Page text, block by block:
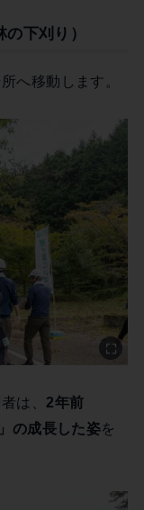
下刈り）
へ移動します。
は、 2年前
の成長した姿を